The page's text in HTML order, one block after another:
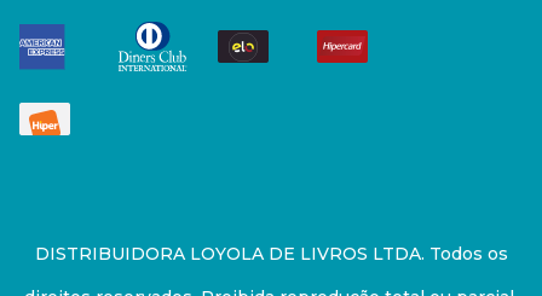
DISTRIBUIDORA LOYOLA DE LIVROS LTDA. Todos os